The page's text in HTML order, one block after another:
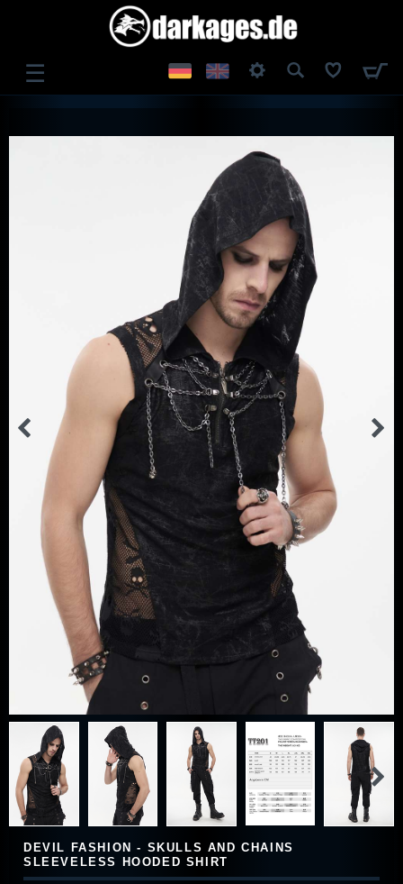
☰
REGISTRIEREN
DEVIL FASHION - SKULLS AND CHAINS
SLEEVELESS HOODED SHIRT